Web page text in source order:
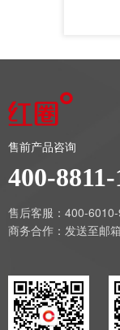
售前产品咨询
400-
售后客服：400-
商务合作： 发送至邮箱